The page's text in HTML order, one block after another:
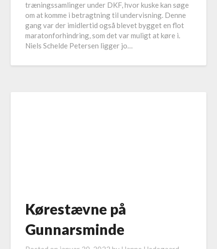
træningssamlinger under DKF, hvor kuske kan søge
om at komme i betragtning til undervisning. Denne
gang var der imidlertid også blevet bygget en flot
maratonforhindring, som det var muligt at køre i.
Niels Schelde Petersen ligger jo…
Kørestævne på
Gunnarsminde